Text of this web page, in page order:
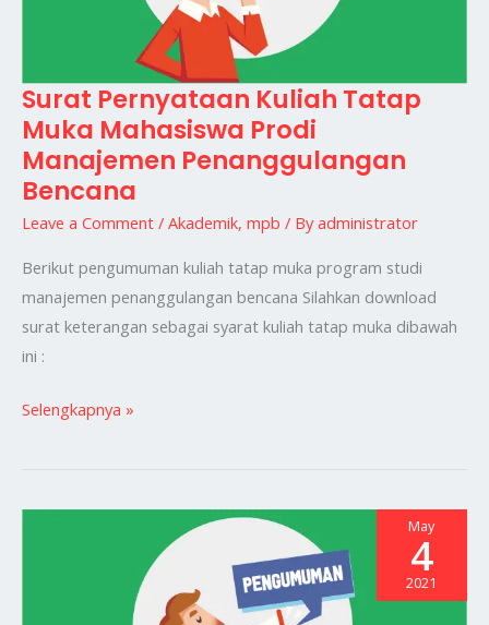
Surat Pernyataan Kuliah Tatap
Muka Mahasiswa Prodi
Manajemen Penanggulangan
Bencana
Leave a Comment / Akademik, mpb / Byadministrator
Berikut pengumuman kuliah tatap muka program studi
manajemen penanggulangan bencana Silahkan download
surat keterangan sebagai syarat kuliah tatap muka dibawah
ini :
Surat
Pernyataan
Kuliah
Tatap
Muka
Prodi
Manajemen
Penanggulangan
Bencana
Selengkapnya »
May
4
2021